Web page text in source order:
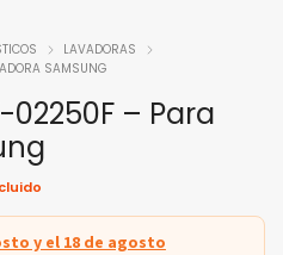
LAVADORAS
SAMSUNG
– Para
y el 18 de agosto